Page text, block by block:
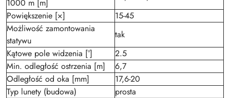
1000 m [m]
Powiększenie [×]
15-45
Możliwość zamontowania
statywu
tak
Kątowe pole widzenia [°]
2.5
Min. odległość ostrzenia [m]
6,7
Odległość od oka [mm]
17,6-20
Typ lunety (budowa)
prosta